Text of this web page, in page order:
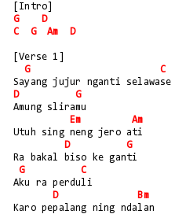
[Intro]
G
D
C
G Am D
[Verse 1]
G
C
Sayang jujur nganti selawase
D
G
Amung sliramu
Em
Am
Utuh sing neng jero ati
D
G
Ra bakal biso ke ganti
G
C
Aku ra perduli
D
Bm
Karo pepalang ning ndalan